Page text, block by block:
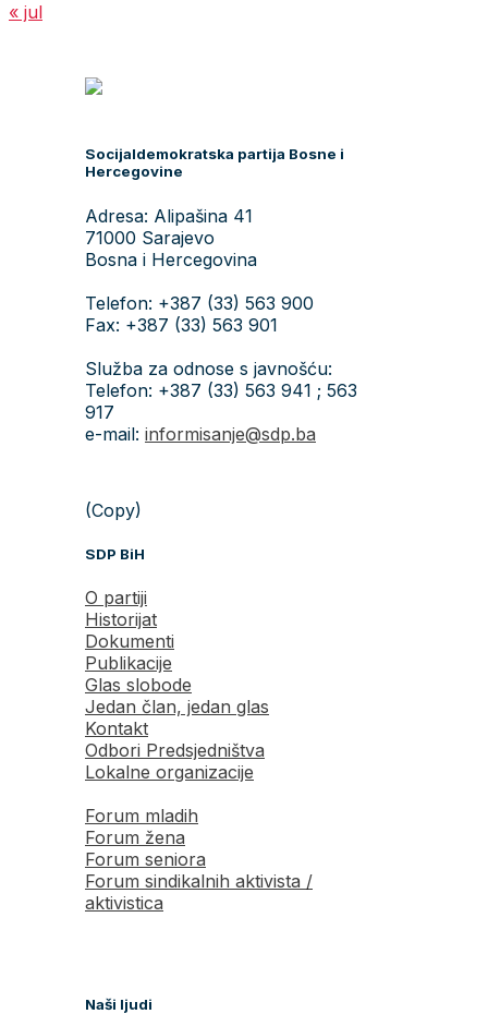
« jul
Socijaldemokratska partija Bosne i
Hercegovine
Adresa: Alipašina 41
71000 Sarajevo
Bosna i Hercegovina
Telefon: +387 (33) 563 900
Fax: +387 (33) 563 901
Služba za odnose s javnošću:
Telefon: +387 (33) 563 941 ; 563
917
e-mail: informisanje@sdp.ba
(Copy)
SDP BiH
O partiji
Historijat
Dokumenti
Publikacije
Glas slobode
Jedan član, jedan glas
Kontakt
Odbori Predsjedništva
Lokalne organizacije
Forum mladih
Forum žena
Forum seniora
Forum sindikalnih aktivista /
aktivistica
Naši ljudi